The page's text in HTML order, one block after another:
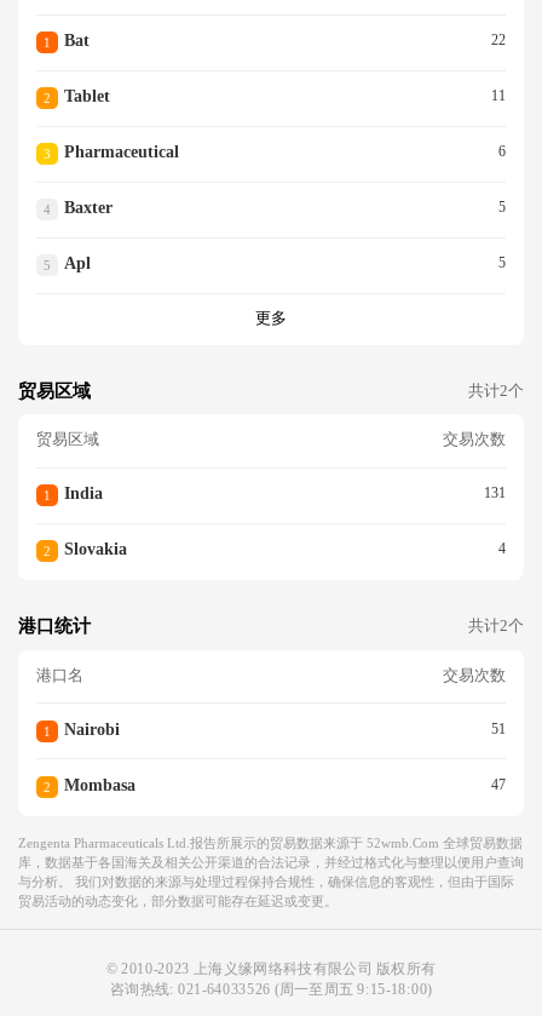
1 Bat 22
2 Tablet 11
3 Pharmaceutical 6
4 Baxter 5
5 Apl 5
更多
贸易区域 共计2个
贸易区域 交易次数
1 India 131
2 Slovakia 4
港口统计 共计2个
港口名 交易次数
1 Nairobi 51
2 Mombasa 47
Zengenta Pharmaceuticals Ltd.报告所展示的贸易数据来源于 52wmb.com 全球贸易数据
库，数据基于各国海关及相关公开渠道的合法记录，并经过格式化与整理以便用户查询
与分析。 我们对数据的来源与处理过程保持合规性，确保信息的客观性，但由于国际
贸易活动的动态变化，部分数据可能存在延迟或变更。
© 2010-2023 上海义缘网络科技有限公司 版权所有
咨询热线:021-64033526 (周一至周五 9:15-18:00)